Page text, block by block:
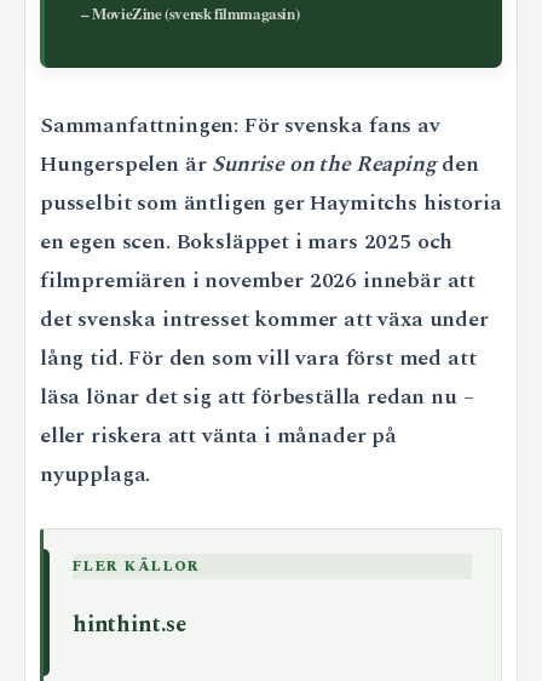
– MovieZine (svensk filmmagasin)
Sammanfattningen: För svenska fans av
Hungerspelen ärSunrise on the Reapingden
pusselbit som äntligen ger Haymitchs historia
en egen scen. Boksläppet i mars 2025 och
filmpremiären i november 2026 innebär att
det svenska intresset kommer att växa under
lång tid. För den som vill vara först med att
läsa lönar det sig att förbeställa redan nu –
eller riskera att vänta i månader på
nyupplaga.
FLER KÄLLOR
hinthint.se